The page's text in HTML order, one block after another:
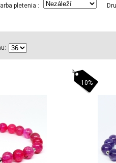
pletenia :
-10%